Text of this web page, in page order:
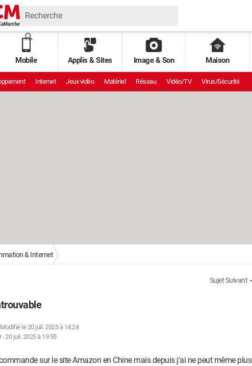
Mobile Applis & Sites Image & Son Maison
Internet Jeux vidéo Matériel Réseau Vidéo/TV Virus/Sécurité
& Internet
Sujet Suivant
Modifié le 20 juil. 2025 à 14:24
-20 juil. 2025 à 19:55
sur le site Amazon en Chine mais depuis j'ai ne peut même plus